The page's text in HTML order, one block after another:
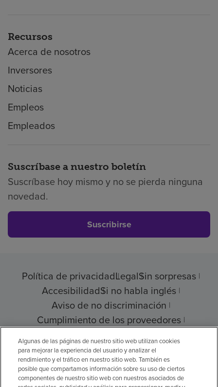
Recursos
Acerca de nosotros
Inversores
Noticias
Empleos
Empleados
Suscríbase a nuestro boletín
Suscríbase hoy mismo y no se pierda ninguna
novedad.
Suscribirse
Política de privacidadLegalSin sorpresas
AccesibilidadSi no habla inglés
Aviso de no discriminación
Cumplimiento de los proveedores
Transparencia de precios
© 2026 Encompass Health Corporation
Algunas de las páginas de nuestro sitio web utilizan cookies
para mejorar la experiencia del usuario y analizar el
rendimiento y el tráfico en nuestro sitio web. También es
posible que compartamos información sobre su uso de ciertos
componentes de nuestro sitio web con nuestros asociados de